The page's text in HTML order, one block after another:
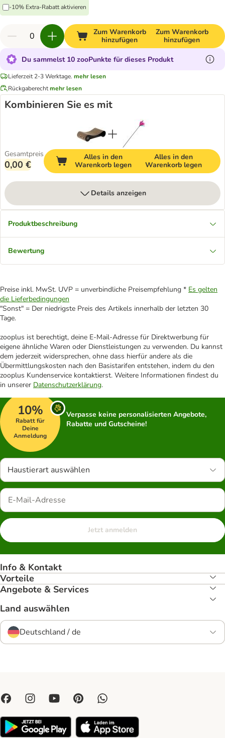
-10% Extra-Rabatt aktivieren
Zum Warenkorb
hinzufügen
Zum Warenkorb
hinzufügen
Du sammelst 10 zooPunkte für dieses Produkt
Lieferzeit 2-3 Werktage. mehr lesen
Rückgaberechtmehr lesen
Kombinieren Sie es mit
Gesamtpreis
0,00 €
Alles in den
Warenkorb legen
Alles in den
Warenkorb legen
Details anzeigen
Produktbeschreibung
Bewertung
Preise inkl. MwSt. UVP = unverbindliche Preisempfehlung * Es gelten
die Lieferbedingungen
"Sonst" = Der niedrigste Preis des Artikels innerhalb der letzten 30
Tage.
zooplus ist berechtigt, deine E-Mail-Adresse für Direktwerbung für
eigene ähnliche Waren oder Dienstleistungen zu verwenden. Du kannst
dem jederzeit widersprechen, ohne dass hierfür andere als die
Übermittlungskosten nach den Basistarifen entstehen, indem du den
zooplus Kundenservice kontaktierst. Weitere Informationen findest du
in unserer Datenschutzerklärung.
10%
Rabatt für
Deine
Anmeldung
Verpasse keine personalisierten Angebote,
Rabatte und Gutscheine!
Haustierart auswählen
Jetzt anmelden
Info & Kontakt
Vorteile
Angebote & Services
Land auswählen
Deutschland / de